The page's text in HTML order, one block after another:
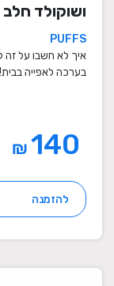
ושוקולד
PUFFS
איך לא חשבו על זה
בערכה לאפייה
₪
להזמנה